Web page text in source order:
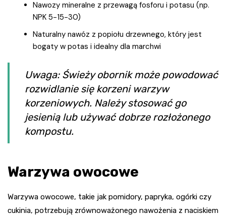
Nawozy mineralne z przewagą fosforu i potasu (np.
NPK 5-15-30)
Naturalny nawóz z popiołu drzewnego, który jest
bogaty w potas i idealny dla marchwi
Uwaga: Świeży obornik może powodować
rozwidlanie się korzeni warzyw
korzeniowych. Należy stosować go
jesienią lub używać dobrze rozłożonego
kompostu.
Warzywa owocowe
Warzywa owocowe, takie jak pomidory, papryka, ogórki czy
cukinia, potrzebują zrównoważonego nawożenia z naciskiem